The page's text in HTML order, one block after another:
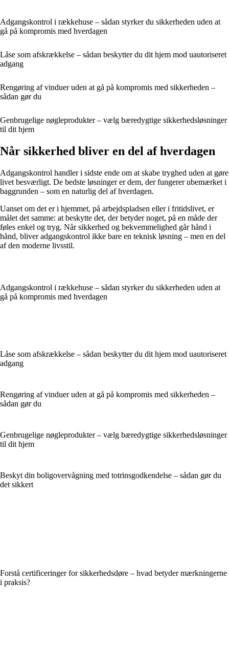
Adgangskontrol i rækkehuse – sådan styrker du sikkerheden uden at
gå på kompromis med hverdagen
Låse som afskrækkelse – sådan beskytter du dit hjem mod uautoriseret
adgang
Rengøring af vinduer uden at gå på kompromis med sikkerheden –
sådan gør du
Genbrugelige nøgleprodukter – vælg bæredygtige sikkerhedsløsninger
til dit hjem
Når sikkerhed bliver en del af hverdagen
Adgangskontrol handler i sidste ende om at skabe tryghed uden at gøre
livet besværligt. De bedste løsninger er dem, der fungerer ubemærket i
baggrunden – som en naturlig del af hverdagen.
Uanset om det er i hjemmet, på arbejdspladsen eller i fritidslivet, er
målet det samme: at beskytte det, der betyder noget, på en måde der
føles enkel og tryg. Når sikkerhed og bekvemmelighed går hånd i
hånd, bliver adgangskontrol ikke bare en teknisk løsning – men en del
af den moderne livsstil.
Adgangskontrol i rækkehuse – sådan styrker du sikkerheden uden at
gå på kompromis med hverdagen
Låse som afskrækkelse – sådan beskytter du dit hjem mod uautoriseret
adgang
Rengøring af vinduer uden at gå på kompromis med sikkerheden –
sådan gør du
Genbrugelige nøgleprodukter – vælg bæredygtige sikkerhedsløsninger
til dit hjem
Beskyt din boligovervågning med totrinsgodkendelse – sådan gør du
det sikkert
Forstå certificeringer for sikkerhedsdøre – hvad betyder mærkningerne
i praksis?